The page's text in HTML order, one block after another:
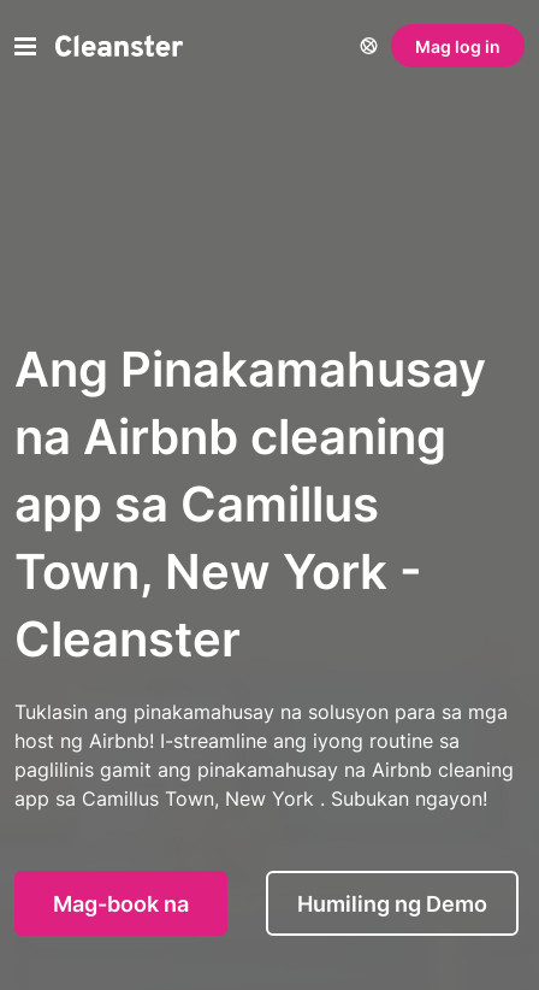
Mag log in
Ang Pinakamahusay
na Airbnb cleaning
app sa Camillus
Town, New York -
Cleanster
Tuklasin ang pinakamahusay na solusyon para sa mga
host ng Airbnb! I-streamline ang iyong routine sa
paglilinis gamit ang pinakamahusay na Airbnb cleaning
app sa Camillus Town, New York . Subukan ngayon!
Mag-book na Humiling ng Demo